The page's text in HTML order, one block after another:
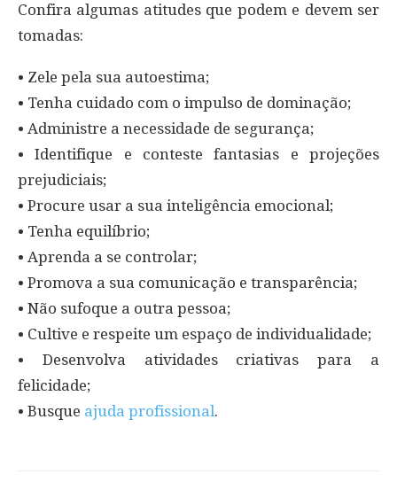
Confira algumas atitudes que podem e devem ser
tomadas:
• Zele pela sua autoestima;
• Tenha cuidado com o impulso de dominação;
• Administre a necessidade de segurança;
• Identifique e conteste fantasias e projeções
prejudiciais;
• Procure usar a sua inteligência emocional;
• Tenha equilíbrio;
• Aprenda a se controlar;
• Promova a sua comunicação e transparência;
• Não sufoque a outra pessoa;
• Cultive e respeite um espaço de individualidade;
• Desenvolva atividades criativas para a
felicidade;
• Busque ajuda profissional.